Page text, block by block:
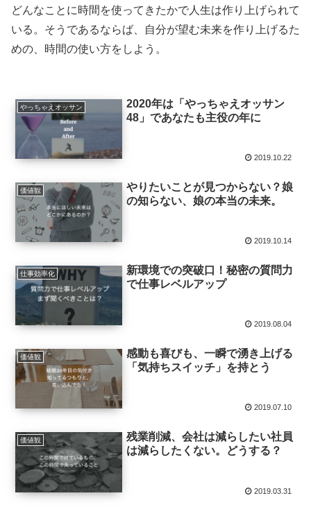
どんなことに時間を使ってきたかで人生は作り上げられて
いる。そうであるならば、自分が望む未来を作り上げるた
めの、時間の使い方をしよう。
やっちゃえオッサン
2020年は「やっちゃえオッサン
48」であなたも主役の年に
2019.10.22
価値観
やりたいことが見つからない？娘
の知らない、娘の本当の未来。
2019.10.14
仕事効率化
新環境での突破口！秘密の質問力
で仕事レベルアップ
2019.08.04
価値観
感動も喜びも、一瞬で湧き上げる
「気持ちスイッチ」を持とう
2019.07.10
価値観
残業削減、会社は減らしたい社員
は減らしたくない。どうする？
2019.03.31